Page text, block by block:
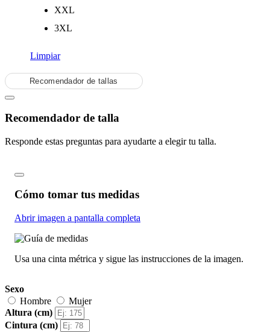
XXL
3XL
Limpiar
Recomendador de tallas
Recomendador de talla
Responde estas preguntas para ayudarte a elegir tu talla.
Cómo tomar tus medidas
Abrir imagen a pantalla completa
Usa una cinta métrica y sigue las instrucciones de la imagen.
Sexo
Hombre
Mujer
Altura (cm)
Cintura (cm)